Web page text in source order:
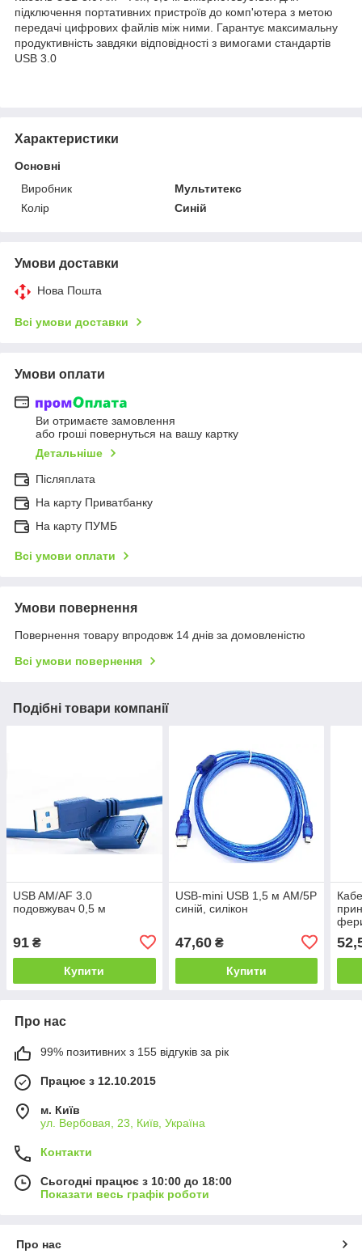
підключення портативних пристроїв до комп'ютера з метою
передачі цифрових файлів між ними. Гарантує максимальну
продуктивність завдяки відповідності з вимогами стандартів
USB 3.0
Характеристики
Основні
Виробник
Мультитекс
Колір
Синій
Умови доставки
Нова Пошта
Всі умови доставки
Умови оплати
Ви отримаєте замовлення
або гроші повернуться на вашу картку
Детальніше
Післяплата
На карту Приватбанку
На карту ПУМБ
Всі умови оплати
Умови повернення
Повернення товару впродовж 14 днів за домовленістю
Всі умови повернення
Подібні товари компанії
USB AM/AF 3.0
подовжувач 0,5 м
91 ₴
Купити
USB-mini USB 1,5 м AM/5P
синій, силікон
47,60₴
Купити
Про нас
99% позитивних з 155 відгуків за рік
Працює з 12.10.2015
м. Київ
ул. Вербовая, 23, Київ, Україна
Контакти
Сьогодні працює з 10:00 до 18:00
Показати весь графік роботи
Про нас